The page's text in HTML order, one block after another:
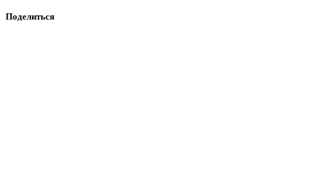
Поделиться